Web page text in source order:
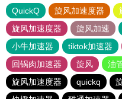
QuickQ 旋风加速度器
旋风加速度器
旋风加速
小牛加速器
tiktok加速器
回锅肉加速器
旋风 油
旋风加速度器
quickq